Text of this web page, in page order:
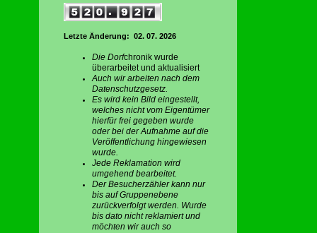
Letzte Änderung: 02. 07. 2026
Die Dorfchronik wurde
überarbeitet und aktualisiert
Auch wir arbeiten nach dem
Datenschutzgesetz.
Es wird kein Bild eingestellt,
welches nicht vom Eigentümer
hierfür frei gegeben wurde
oder bei der Aufnahme auf die
Veröffentlichung hingewiesen
wurde.
Jede Reklamation wird
umgehend bearbeitet.
Der Besucherzähler kann nur
bis auf Gruppenebene
zurückverfolgt werden. Wurde
bis dato nicht reklamiert und
möchten wir auch so